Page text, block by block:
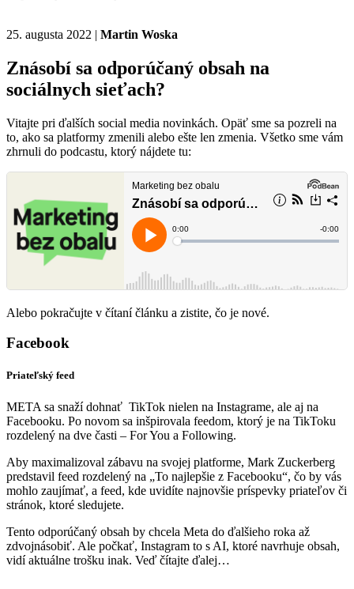
25. augusta 2022 | Martin Woska
Znásobí sa odporúčaný obsah na
sociálnych sieťach?
Vitajte pri ďalších social media novinkách. Opäť sme sa pozreli na
to, ako sa platformy zmenili alebo ešte len zmenia. Všetko sme vám
zhrnuli do podcastu, ktorý nájdete tu:
Alebo pokračujte v čítaní článku a zistite, čo je nové.
Facebook
Priateľský feed
META sa snaží dohnať TikTok nielen na Instagrame, ale aj na
Facebooku. Po novom sa inšpirovala feedom, ktorý je na TikToku
rozdelený na dve časti – For You a Following.
Aby maximalizoval zábavu na svojej platforme, Mark Zuckerberg
predstavil feed rozdelený na „To najlepšie z Facebooku“, čo by vás
mohlo zaujímať, a feed, kde uvidíte najnovšie príspevky priateľov či
stránok, ktoré sledujete.
Tento odporúčaný obsah by chcela Meta do ďalšieho roka až
zdvojnásobiť. Ale počkať, Instagram to s AI, ktoré navrhuje obsah,
vidí aktuálne trošku inak. Veď čítajte ďalej…